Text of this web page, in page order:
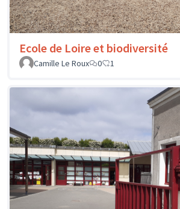
Ecole de Loire et biodiversité
Camille Le Roux
0 1